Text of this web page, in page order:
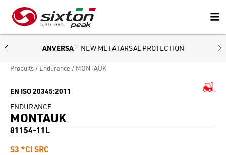
ANVERSA – NEW METATARSAL PROTECTION
Produits Endurance MONTAUK
EN ISO 20345:2011
ENDURANCE
MONTAUK
81154-11L
S3 *CI SRC